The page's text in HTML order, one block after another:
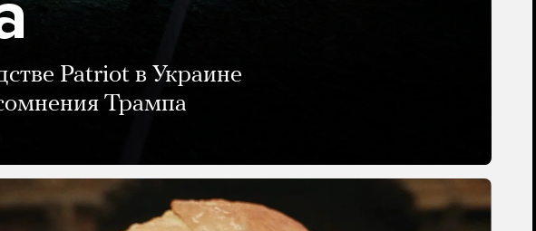
Patriot в Украине
Трампа